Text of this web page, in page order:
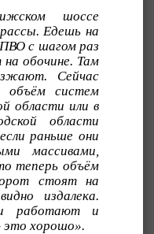
шоссе
Едешь на
с шагом раз
обочине. Там
Сейчас
объём систем
области или в
области
раньше они
массивами,
теперь объём
стоят на
издалека.
работают и
хорошо».